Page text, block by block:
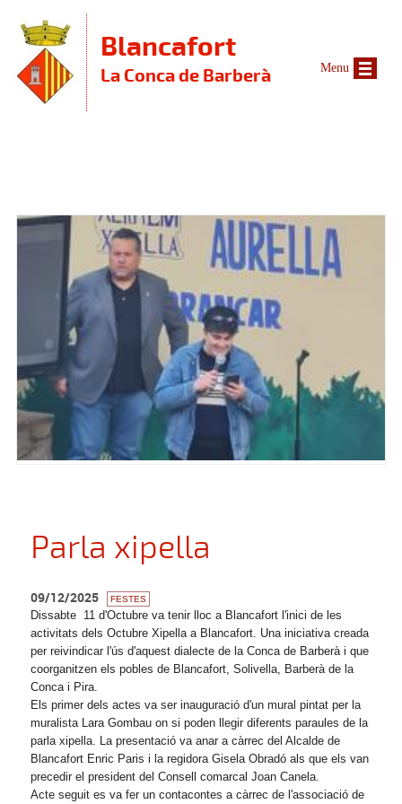
Blancafort
La Conca de Barberà
Parla xipella
09/12/2025 FESTES
Dissabte 11 d'Octubre va tenir lloc a Blancafort l'inici de les
activitats dels Octubre Xipella a Blancafort. Una iniciativa creada
per reivindicar l'ús d'aquest dialecte de la Conca de Barberà i que
coorganitzen els pobles de Blancafort, Solivella, Barberà de la
Conca i Pira.
Els primer dels actes va ser inauguració d'un mural pintat per la
muralista Lara Gombau on si poden llegir diferents paraules de la
parla xipella. La presentació va anar a càrrec del Alcalde de
Blancafort Enric Paris i la regidora Gisela Obradó als que els van
precedir el president del Consell comarcal Joan Canela.
Acte seguit es va fer un contacontes a càrrec de l'associació de
Menu